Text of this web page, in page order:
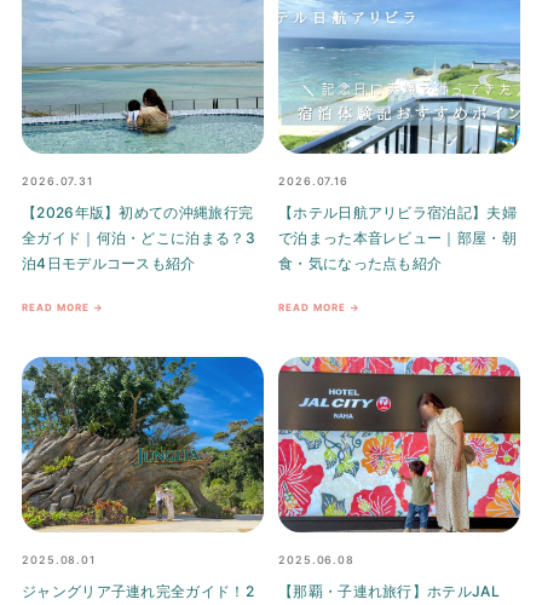
2026.07.31
【2026年版】初めての沖縄旅行完
全ガイド｜何泊・どこに泊まる？3
泊4日モデルコースも紹介
READ MORE →
2026.07.16
【ホテル日航アリビラ宿泊記】夫婦
で泊まった本音レビュー｜部屋・朝
食・気になった点も紹介
READ MORE →
2025.08.01
ジャングリア子連れ完全ガイド！2
2025.06.08
【那覇・子連れ旅行】ホテルJAL